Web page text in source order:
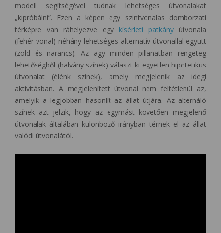
modell segítségével tudnak lehetséges útvonalakat
„kipróbálni”. Ezen a képen egy szintvonalas domborzati
térképre van ráhelyezve egy kísérleti patkányútvonala
(fehér vonal) néhány lehetséges alternatív útvonallal együtt
(zöld és narancs). Az agy minden pillanatban rengeteg
lehetőségből (halvány színek) választ ki egyetlen hipotetikus
útvonalat (élénk színek), amely megjelenik az idegi
aktivitásban. A megjelenített útvonal nem feltétlenül az,
amelyik a legjobban hasonlít az állat útjára. Az alternáló
színek azt jelzik, hogy az egymást követően megjelenő
útvonalak általában különböző irányban térnek el az állat
valódi útvonalától.